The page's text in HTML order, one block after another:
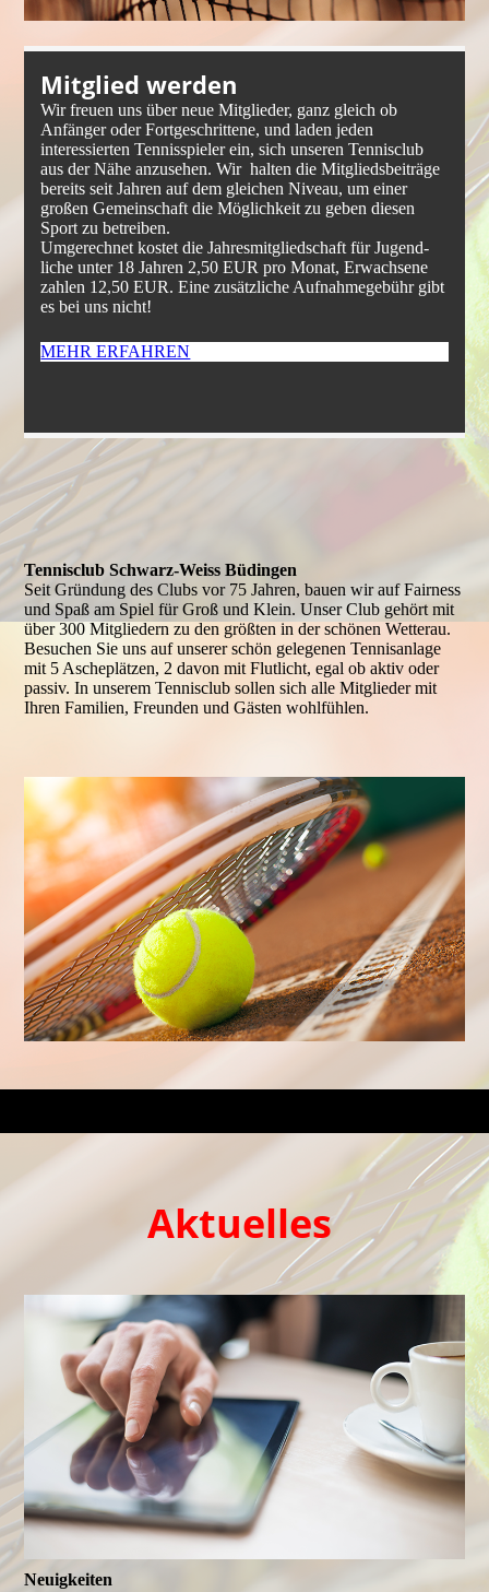
Mitglied werden
Wir freuen uns über neue Mitglieder, ganz gleich ob
Anfänger oder Fortgeschrittene, und laden jeden
interessierten Tennisspieler ein, sich unseren Tennisclub
aus der Nähe anzusehen. Wir halten die Mit­glieds­bei­träge
bereits seit Jahren auf dem gleichen Niveau, um einer
großen Gemeinschaft die Möglichkeit zu geben diesen
Sport zu betreiben.
Umgerechnet kostet die Jahresmitgliedschaft für Ju­gend­
liche unter 18 Jahren 2,50 EUR pro Monat, Erwachsene
zahlen 12,50 EUR. Eine zusätzliche Aufnahmegebühr gibt
es bei uns nicht!
MEHR ERFAHREN
Tennisclub Schwarz-Weiss Büdingen
Seit Gründung des Clubs vor 75 Jahren, bauen wir auf Fairness
und Spaß am Spiel für Groß und Klein. Unser Club gehört mit
über 300 Mitgliedern zu den größten in der schönen Wetterau.
Besuchen Sie uns auf unserer schön gelegenen Tennisanlage
mit 5 Ascheplätzen, 2 davon mit Flutlicht, egal ob aktiv oder
passiv. In unserem Tennisclub sollen sich alle Mitglieder mit
Ihren Familien, Freunden und Gästen wohlfühlen.
Aktuelles
Neuigkeiten